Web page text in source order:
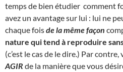
temps de bien étudier comment
avez un avantage sur lui : lui ne
chaque foisde la même façon
nature qui tend à reproduire
(c’est le cas de le dire.) Par
AGIR de la manière que vous